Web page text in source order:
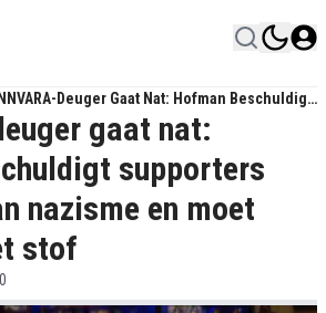
Deuger Gaat Nat: Hofman Beschuldigt
Onterecht Van Nazisme En Moet Diep
Het Stof
gaat nat:
supporters
nazisme en moet
stof